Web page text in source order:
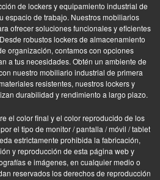
de lockers y equipamiento industrial de
espacio de trabajo. Nuestros mobiliarios
ofrecer soluciones funcionales y eficientes
robustos lockers de almacenamiento
organización, contamos con opciones
a tus necesidades. Obtén un ambiente de
nuestro mobiliario industrial de primera
resistentes, nuestros lockers y
durabilidad y rendimiento a largo plazo.
el color final y el color reproducido de los
el tipo de monitor / pantalla / móvil / tablet
estrictamente prohibida la fabricación,
y reproducción de esta página web y
e imágenes, en cualquier medio o
reservados los derechos de reproducción